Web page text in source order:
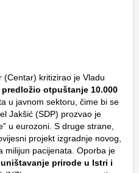
(Centar) kritizirao je Vladu
otpuštanje 10.000
u javnom sektoru, čime bi se
Jakšić (SDP) prozvao je
u eurozoni. S druge strane,
projekt izgradnje novog,
milijun pacijenata. Oporba je
prirode u Istri i